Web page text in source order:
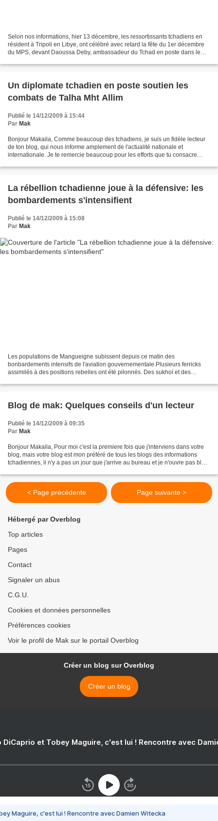
Selon nos informations, hier 13 décembre, les ressortissants tchadiens en
résident à Tripoli en Libye, ont célébré avec retard la fête du 1er décembre
du MPS, devant Daoussa Deby, ambassadeur du Tchad en poste dans le
Un diplomate tchadien en poste soutien les
combats de Talha Mht Allim
Publié le 14/12/2009 à 15:44
Par Mak
Bonjour Makaila, Comme beaucoup des tchadiens, je suis un fidèle lecteur
de ton blog, qui nous informe amplement de l'actualité nationale et
internationale. Je te remercie beaucoup pour les efforts que tu consacre
La rébellion tchadienne joue à la défensive: les
bombardements s'intensifient
Publié le 14/12/2009 à 15:08
Par Mak
Les populations de Mangueigne subissent depuis ce matin des
bonbardements intensifs de l'aviation gouvernementale.Plusieurs ferricks
assimilés à des positions rebelles ont été pilonnés. Des sukhoï et des
Blog de mak: Quelques conseils d'un lecteur
Publié le 14/12/2009 à 09:35
Par Mak
Bonjour Makaila, Pour moi c'est la premiere fois que j'interviens dans votre
blog, mais votre blog est mon préféré de tous les blogs des informations
tchadiennes, il n'y a pas un jour que j'arrive au bureau et je n'ouvre pas blog-
< Page précédente Page suivante >
Hébergé par Overblog
Top articles
Pages
Contact
Signaler un abus
C.G.U.
Cookies et données personnelles
Préférences cookies
Voir le profil de Mak sur le portail Overblog
Créer un blog sur Overblog
Créer un blog
DiCaprio et Tobey Maguire, c'est lui ! Rencontre avec
Maguire, c'est lui ! Rencontre avec Damien Witecka